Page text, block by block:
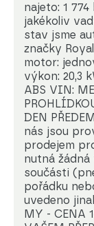
najeto: 1
jakékoliv
stav jsme
značky
motor:
výkon: 20,3
ABS VIN:
DEN
nás jsou
prodejem
nutná
součásti
pořádku
uvedeno
MY - CENA